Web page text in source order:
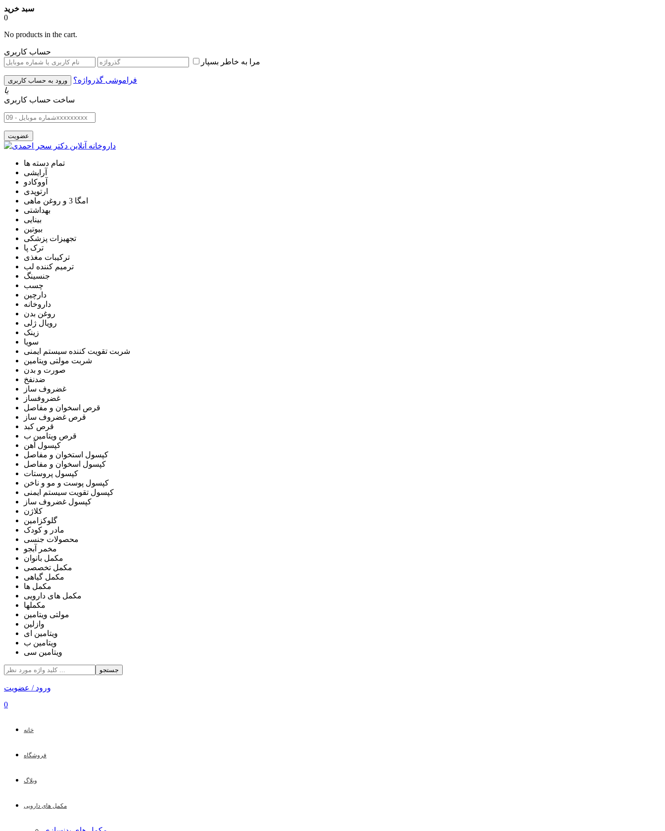
سبد خرید
0
No products in the cart.
حساب کاربری
مرا به خاطر بسپار
فراموشی گذرواژه؟
یا
ساخت حساب کاربری
تمام دسته ها
آرایشی
آووکادو
ارتوپدی
امگا 3 و روغن ماهی
بهداشتی
بینایی
بیوتین
تجهیزات پزشکی
ترک پا
ترکیبات مغذی
ترمیم کننده لب
جنسینگ
چسب
دارچین
داروخانه
روغن بدن
رویال ژلی
زینک
سویا
شربت تقویت کننده سیستم ایمنی
شربت مولتی ویتامین
صورت و بدن
ضدنفخ
غضروف ساز
غضروفساز
قرص اسخوان و مفاصل
قرص غضروف ساز
قرص کبد
قرص ویتامین ب
کپسول آهن
کپسول استخوان و مفاصل
کپسول اسخوان و مفاصل
کپسول پروستات
کپسول پوست و مو و ناخن
کپسول تقویت سیستم ایمنی
کپسول غضروف ساز
کلاژن
گلوکزامین
مادر و کودک
محصولات جنسی
مخمر آبجو
مکمل بانوان
مکمل تخصصی
مکمل گیاهی
مکمل ها
مکمل های دارویی
مکملها
مولتی ویتامین
وازلین
ویتامین ای
ویتامین ب
ویتامین سی
جستجو
ورود / عضویت
0
خانه
فروشگاه
وبلاگ
مکمل های دارویی